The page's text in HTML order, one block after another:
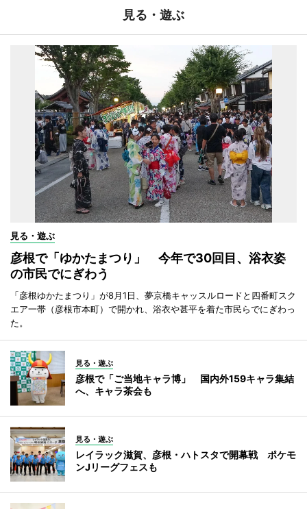
見る・遊ぶ
見る・遊ぶ
彦根で「ゆかたまつり」 今年で30回目、浴衣姿
の市民でにぎわう
「彦根ゆかたまつり」が8月1日、夢京橋キャッスルロードと四番町スク
エア一帯（彦根市本町）で開かれ、浴衣や甚平を着た市民らでにぎわっ
た。
見る・遊ぶ
彦根で「ご当地キャラ博」 国内外159キャラ集結
へ、キャラ茶会も
見る・遊ぶ
レイラック滋賀、彦根・ハトスタで開幕戦 ポケモ
ンJリーグフェスも